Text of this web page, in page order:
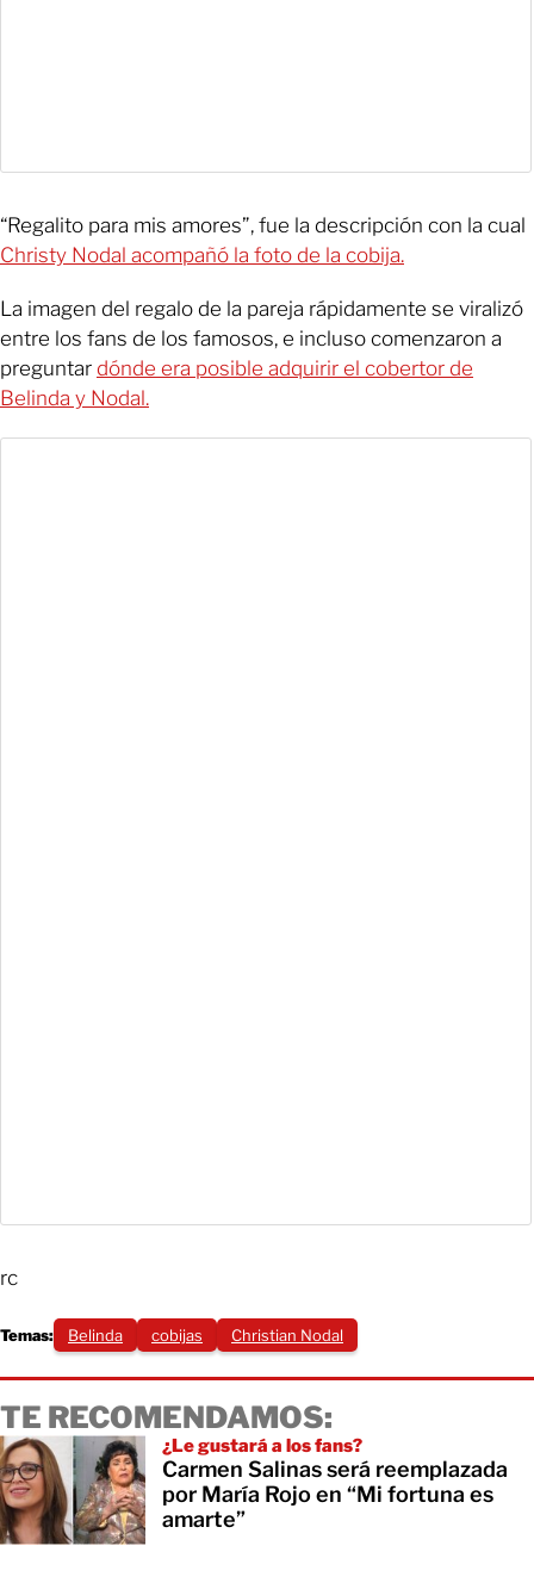
“Regalito para mis amores”, fue la descripción con la cual
Christy Nodal acompañó la foto de la cobija.
La imagen del regalo de la pareja rápidamente se viralizó
entre los fans de los famosos, e incluso comenzaron a
preguntar dónde era posible adquirir el cobertor de
Belinda y Nodal.
rc
Temas: Belinda cobijas Christian Nodal
TE RECOMENDAMOS:
¿Le gustará a los fans?
Carmen Salinas será reemplazada
por María Rojo en “Mi fortuna es
amarte”